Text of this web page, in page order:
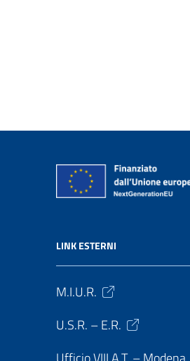
LINK ESTERNI
M.I.U.R.
U.S.R. – E.R.